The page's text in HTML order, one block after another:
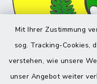
Mit Ihrer Zustimmung
sog. Tracking-Cookies,
verstehen, wie unsere
unser Angebot weiter